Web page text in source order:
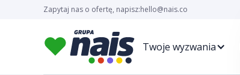
Zapytaj nas o ofertę, napisz:hello@nais.co
Twoje wyzwania